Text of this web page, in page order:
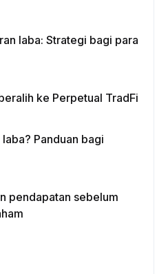
laba: Strategi bagi para
ke Perpetual TradFi
Panduan bagi
pendapatan sebelum